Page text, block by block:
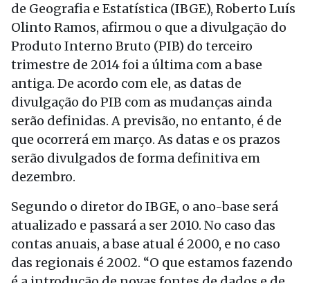
de Geografia e Estatística (IBGE), Roberto Luís
Olinto Ramos, afirmou o que a divulgação do
Produto Interno Bruto (PIB) do terceiro
trimestre de 2014 foi a última com a base
antiga. De acordo com ele, as datas de
divulgação do PIB com as mudanças ainda
serão definidas. A previsão, no entanto, é de
que ocorrerá em março. As datas e os prazos
serão divulgados de forma definitiva em
dezembro.
Segundo o diretor do IBGE, o ano-base será
atualizado e passará a ser 2010. No caso das
contas anuais, a base atual é 2000, e no caso
das regionais é 2002. “O que estamos fazendo